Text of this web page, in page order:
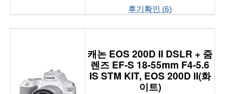
후기확인 (6)
캐논 EOS 200D II DSLR + 줌
렌즈 EF-S 18-55mm F4-5.6
IS STM KIT, EOS 200D II(화
이트)